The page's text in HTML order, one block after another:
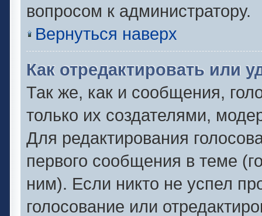
вопросом к администратору.
Вернуться наверх
Как отредактировать или
Так же, как и сообщения,
только их создателями,
Для редактирования
первого сообщения в теме
ним). Если никто не успел
голосование или